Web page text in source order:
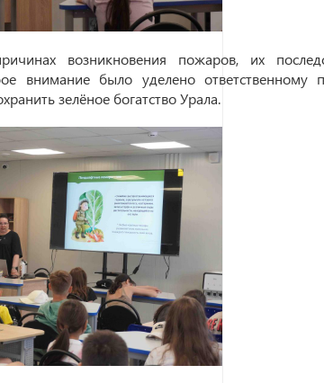
возникновения пожаров, их
внимание было уделено
зелёное богатство Урала.